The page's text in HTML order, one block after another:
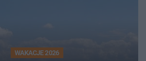
WAKACJE 2026